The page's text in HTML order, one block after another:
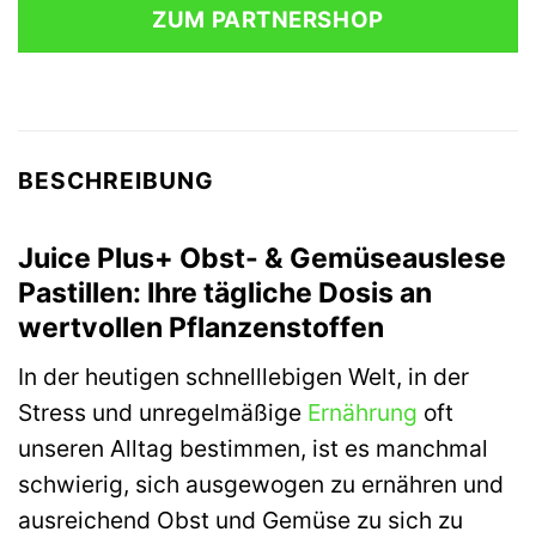
ZUM PARTNERSHOP
BESCHREIBUNG
Juice Plus+ Obst- & Gemüseauslese
Pastillen: Ihre tägliche Dosis an
wertvollen Pflanzenstoffen
In der heutigen schnelllebigen Welt, in der
Stress und unregelmäßige Ernährung oft
unseren Alltag bestimmen, ist es manchmal
schwierig, sich ausgewogen zu ernähren und
ausreichend Obst und Gemüse zu sich zu